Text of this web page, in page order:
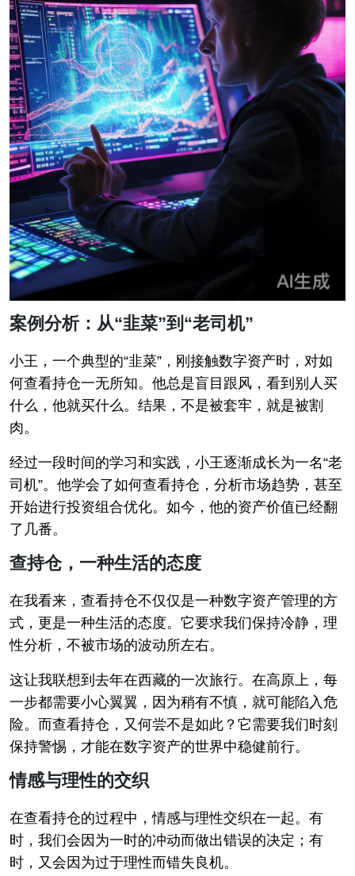
案例分析：从“韭菜”到“老司机”
小王，一个典型的“韭菜”，刚接触数字资产时，对如
何查看持仓一无所知。他总是盲目跟风，看到别人买
什么，他就买什么。结果，不是被套牢，就是被割
肉。
经过一段时间的学习和实践，小王逐渐成长为一名“老
司机”。他学会了如何查看持仓，分析市场趋势，甚至
开始进行投资组合优化。如今，他的资产价值已经翻
了几番。
查持仓，一种生活的态度
在我看来，查看持仓不仅仅是一种数字资产管理的方
式，更是一种生活的态度。它要求我们保持冷静，理
性分析，不被市场的波动所左右。
这让我联想到去年在西藏的一次旅行。在高原上，每
一步都需要小心翼翼，因为稍有不慎，就可能陷入危
险。而查看持仓，又何尝不是如此？它需要我们时刻
保持警惕，才能在数字资产的世界中稳健前行。
情感与理性的交织
在查看持仓的过程中，情感与理性交织在一起。有
时，我们会因为一时的冲动而做出错误的决定；有
时，又会因为过于理性而错失良机。